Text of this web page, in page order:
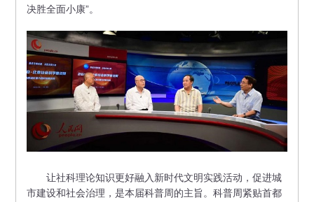
决胜全面小康”。
让社科理论知识更好融入新时代文明实践活动，促进城
市建设和社会治理，是本届科普周的主旨。科普周紧贴首都